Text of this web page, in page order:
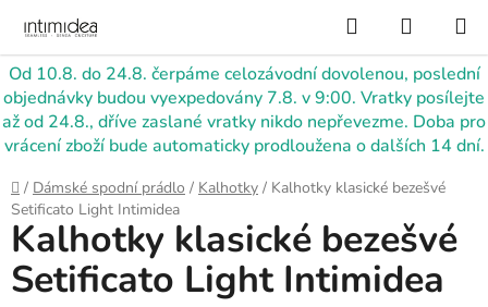
obsah
Od 10.8. do 24.8. čerpáme celozávodní dovolenou, poslední
objednávky budou vyexpedovány 7.8. v 9:00. Vratky posílejte
až od 24.8., dříve zaslané vratky nikdo nepřevezme. Doba pro
vrácení zboží bude automaticky prodloužena o dalších 14 dní.
Hledat
KOŠÍK
Domů
/ Dámské spodní prádlo / Kalhotky / Kalhotky klasické bezešvé
Setificato Light Intimidea
Kalhotky klasické bezešvé
Setificato Light Intimidea